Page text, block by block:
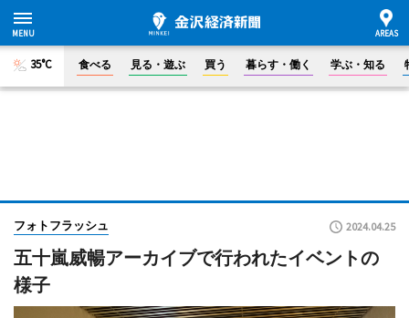
35°C 食べる 見る・遊ぶ 買う 暮らす・働く 学ぶ・知る
フォトフラッシュ 2024.04.25
五十嵐威暢アーカイブで行われたイベントの
様子